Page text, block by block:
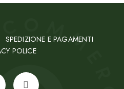
SPEDIZIONE E PAGAMENTI
POLICE